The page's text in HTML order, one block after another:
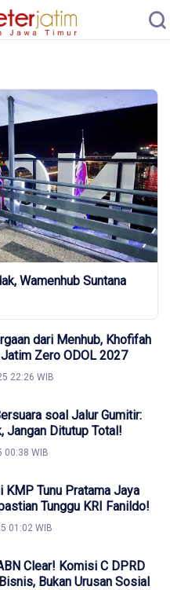
Wamenhub Suntana
dari Menhub, Khofifah
Zero ODOL 2027
22:26 WIB
soal Jalur Gumitir:
Jangan Ditutup Total!
00:38 WIB
KMP Tunu Pratama Jaya
Tunggu KRI Fanildo!
01:02 WIB
Clear! Komisi C DPRD
Bukan Urusan Sosial